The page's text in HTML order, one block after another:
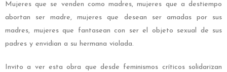
Mujeres que se venden como madres, mujeres que a destiempo
abortan ser madre, mujeres que desean ser amadas por sus
madres, mujeres que fantasean con ser el objeto sexual de sus
padres y envidian a su hermana violada.
Invito a ver esta obra que desde feminismos críticos solidarizan